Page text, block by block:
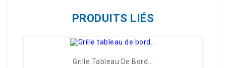
PRODUITS LIÉS
Grille Tableau De Bord...